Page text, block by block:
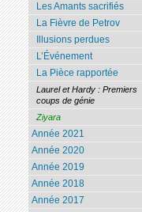
Les Amants sacrifiés
La Fièvre de Petrov
Illusions perdues
L’Événement
La Pièce rapportée
Laurel et Hardy : Premiers
coups de génie
Ziyara
Année 2021
Année 2020
Année 2019
Année 2018
Année 2017